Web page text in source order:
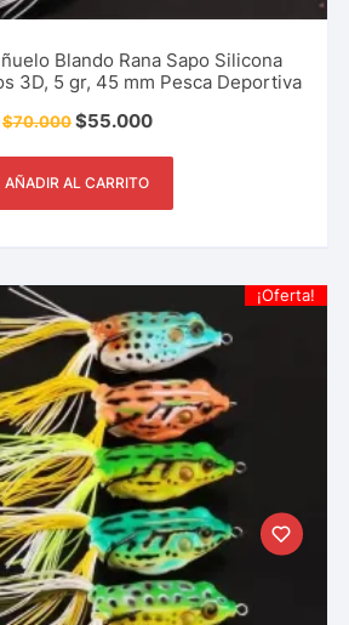
Blando Rana Sapo Silicona
3D, 5 gr, 45 mm Pesca Deportiva
$70.000$55.000
AÑADIR AL CARRITO
¡Oferta!